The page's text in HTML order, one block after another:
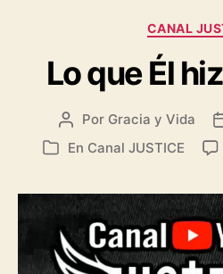
CANAL
Lo que Él
Autor
de
Por Gracia y Vida
Categorías
En Canal JUSTICE